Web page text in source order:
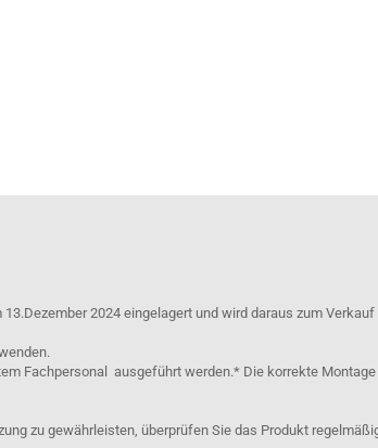
2024 eingelagert und wird daraus zum Verkauf
Fachpersonal ausgeführt werden.* Die korrekte Montage
zu gewährleisten, überprüfen Sie das Produkt